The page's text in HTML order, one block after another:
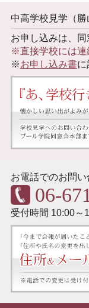
中高学校見学（勝
お申し込みは、
※直接学校には連
※お申し込み書に
お電話でのお問
06-
受付時間 10:00～